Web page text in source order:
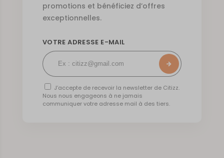
promotions et bénéficiez d’offres
exceptionnelles.
VOTRE ADRESSE E-MAIL
J’accepte de recevoir la newsletter de Citizz.
Nous nous engageons à ne jamais
communiquer votre adresse mail à des tiers.